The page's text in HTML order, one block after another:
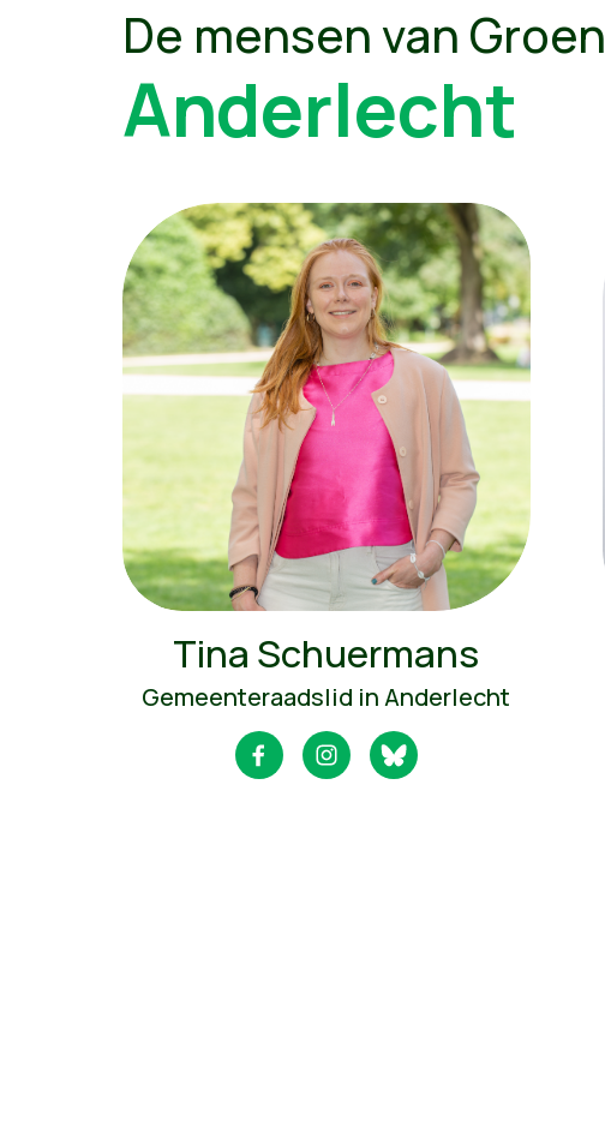
De mensen van Groen
Anderlecht
Tina Schuermans
Gemeenteraadslid in Anderlecht